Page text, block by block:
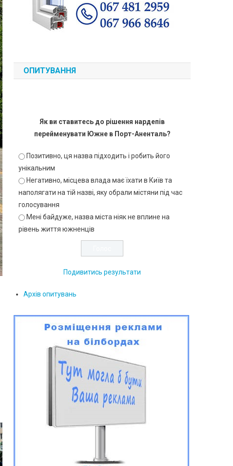
ОПИТУВАННЯ
Як ви ставитесь до рішення нардепів
перейменувати Южне в Порт-Аненталь?
Позитивно, ця назва підходить і робить його
унікальним
Негативно, місцева влада має їхати в Київ та
наполягати на тій назві, яку обрали містяни під час
голосування
Мені байдуже, назва міста ніяк не вплине на
рівень життя южненців
Подивитись результати
Архів опитувань